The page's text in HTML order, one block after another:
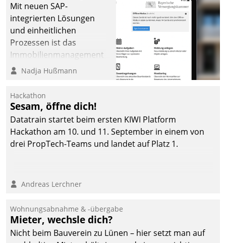
Mit neuen SAP-
integrierten Lösungen
und einheitlichen
Prozessen ist das
Immobilienmanagement
der Bayerischen
Ressort Kapitalanlage für
künftige Aufgaben und
Herausforderungen
gerüstet.
Nadja Hußmann
Hackathon
Sesam, öffne dich!
Datatrain startet beim ersten KIWI Platform
Hackathon am 10. und 11. September in einem von
drei PropTech-Teams und landet auf Platz 1.
Andreas Lerchner
Wohnungsabnahme & -übergabe
Mieter, wechsle dich?
Nicht beim Bauverein zu Lünen – hier setzt man auf